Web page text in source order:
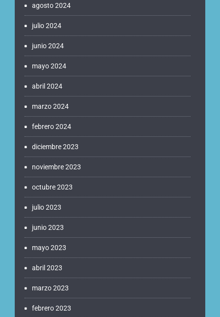
agosto 2024
julio 2024
junio 2024
mayo 2024
abril 2024
marzo 2024
febrero 2024
diciembre 2023
noviembre 2023
octubre 2023
julio 2023
junio 2023
mayo 2023
abril 2023
marzo 2023
febrero 2023